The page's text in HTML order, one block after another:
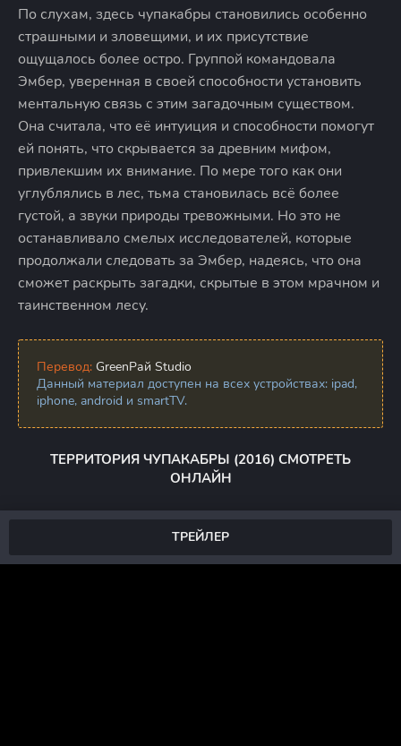
По слухам, здесь чупакабры становились особенно
страшными и зловещими, и их присутствие
ощущалось более остро. Группой командовала
Эмбер, уверенная в своей способности установить
ментальную связь с этим загадочным существом.
Она считала, что её интуиция и способности помогут
ей понять, что скрывается за древним мифом,
привлекшим их внимание. По мере того как они
углублялись в лес, тьма становилась всё более
густой, а звуки природы тревожными. Но это не
останавливало смелых исследователей, которые
продолжали следовать за Эмбер, надеясь, что она
сможет раскрыть загадки, скрытые в этом мрачном и
таинственном лесу.
Перевод: GreenРай Studio
Данный материал доступен на всех устройствах: ipad,
iphone, android и smartTV.
ТЕРРИТОРИЯ ЧУПАКАБРЫ (2016) СМОТРЕТЬ
ОНЛАЙН
ТРЕЙЛЕР